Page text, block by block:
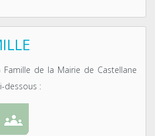
Famille de la Mairie de Castellane
dessous :